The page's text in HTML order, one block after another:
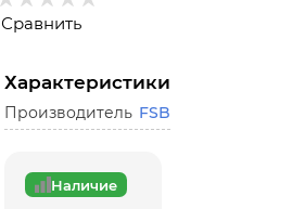
Сравнить
Характеристики
Производитель FSB
Наличие